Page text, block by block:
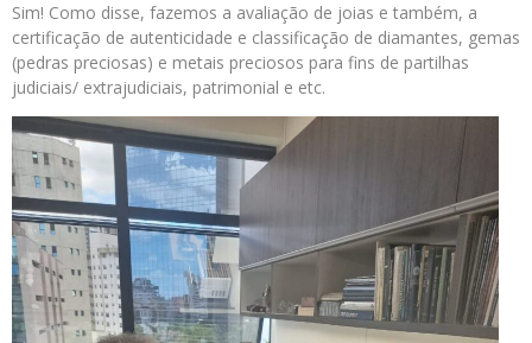
Sim! Como disse, fazemos a avaliação de joias e também, a
certificação de autenticidade e classificação de diamantes, gemas
(pedras preciosas) e metais preciosos para fins de partilhas
judiciais/ extrajudiciais, patrimonial e etc.